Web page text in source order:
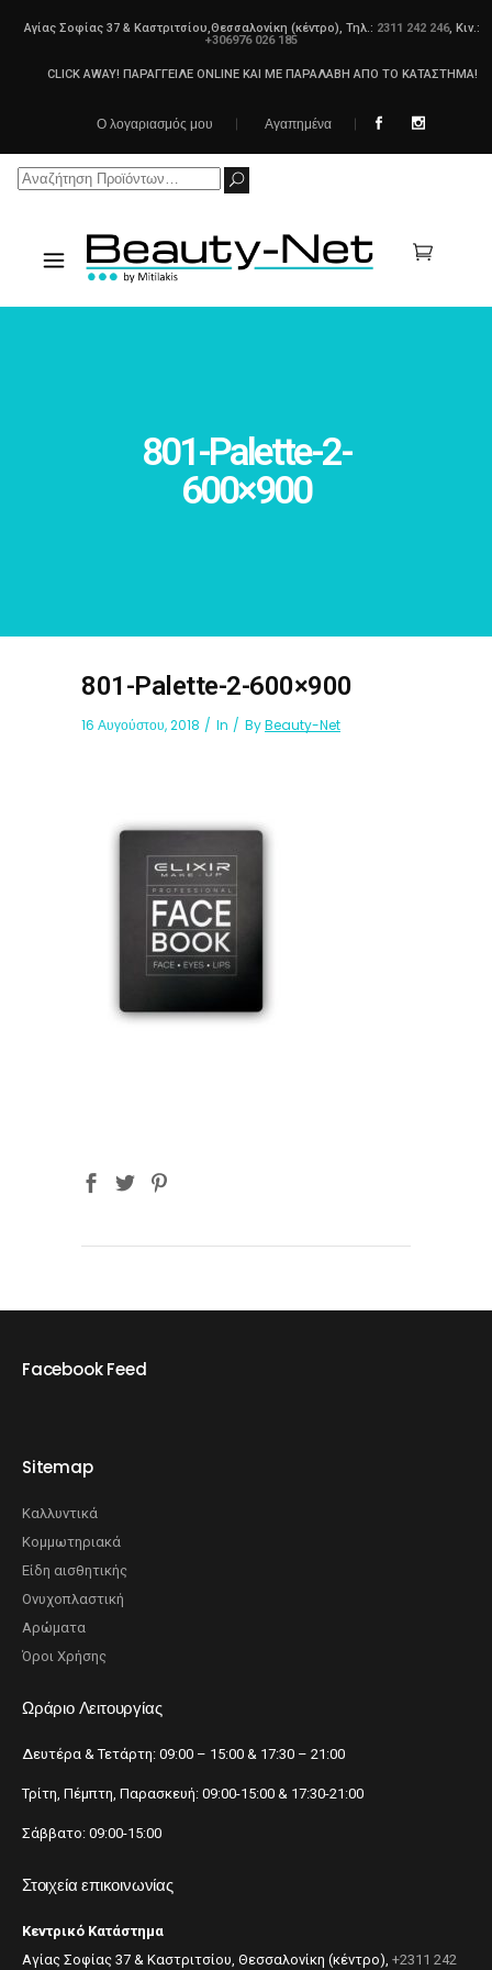
Αγίας Σοφίας 37 & Καστριτσίου,Θεσσαλονίκη (κέντρο), Τηλ.: 2311 242 246, Κιν.:
+306976 026 185
CLICK AWAY! ΠΑΡΑΓΓΕΙΛΕ ONLINE ΚΑΙ ΜΕ ΠΑΡΑΛΑΒΗ ΑΠΟ ΤΟ ΚΑΤΑΣΤΗΜΑ!
Ο λογαριασμός μου Αγαπημένα
Search
801-Palette-2-
600×900
801-Palette-2-600×900
16 Αυγούστου, 2018 In ByBeauty-Net
Facebook Feed
Sitemap
Καλλυντικά
Κομμωτηριακά
Είδη αισθητικής
Ονυχοπλαστική
Αρώματα
Όροι Χρήσης
Ωράριο Λειτουργίας
Δευτέρα & Τετάρτη: 09:00 – 15:00 & 17:30 – 21:00
Τρίτη, Πέμπτη, Παρασκευή: 09:00-15:00 & 17:30-21:00
Σάββατο: 09:00-15:00
Στοιχεία επικοινωνίας
Κεντρικό Κατάστημα
Αγίας Σοφίας 37 & Καστριτσίου, Θεσσαλονίκη (κέντρο), +2311 242